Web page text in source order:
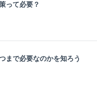
って必要？
まで必要なのかを知ろう